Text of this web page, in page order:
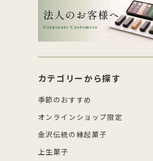
涼菓
和菓子作
四百年間かわら
本三名菓の随一
す。
森八の商標「蛇
ばしい加賀のも
したこし餡が魅力
カテゴリーから探す
季節のおすすめ
オンラインショップ限定
金沢伝統の縁起菓子
上生菓子